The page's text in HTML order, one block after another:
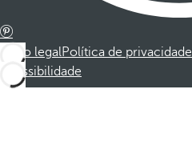
Aviso legalPolítica de privacidade
Acessibilidade